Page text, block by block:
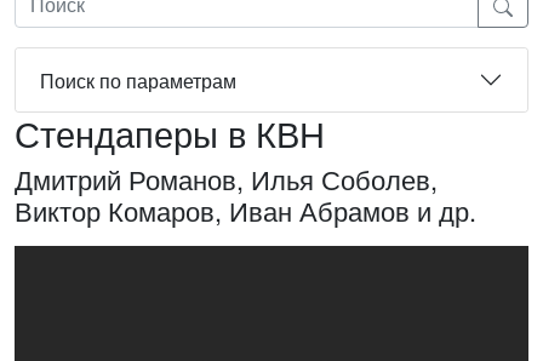
Поиск по параметрам
Стендаперы в КВН
Дмитрий Романов, Илья Соболев,
Виктор Комаров, Иван Абрамов и др.